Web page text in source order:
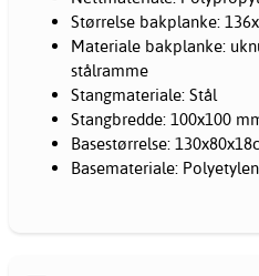
Størrelse bakplanke:
Materiale bakplanke:
stålramme
Stangmateriale: Stål
Stangbredde: 100x100
Basestørrelse:
Basemateriale: Polyetylen